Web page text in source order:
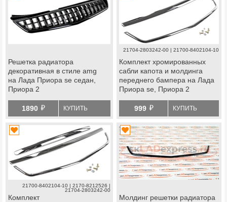
Решетка радиатора
декоративная в стиле amg
на Лада Приора se седан,
Приора 2
1890 й КУПИТЬ
21704-2803242-00 | 21700-8402104-10
Комплект хромированных
сабли капота и молдинга
переднего бампера на Лада
Приора se, Приора 2
999 й КУПИТЬ
21700-8402104-10 | 2170-8212526 |
21704-2803242-00
Комплект
Молдинг решетки радиатора